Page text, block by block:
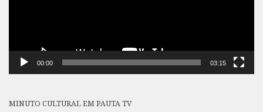
00:00 03:15
MINUTO CULTURAL EM PAUTA TV